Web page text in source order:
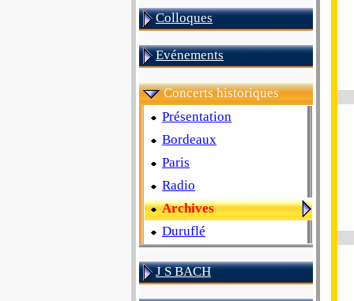
Colloques
Evénements
Concerts historiques
Présentation
Bordeaux
Paris
Radio
Archives
Duruflé
J S BACH